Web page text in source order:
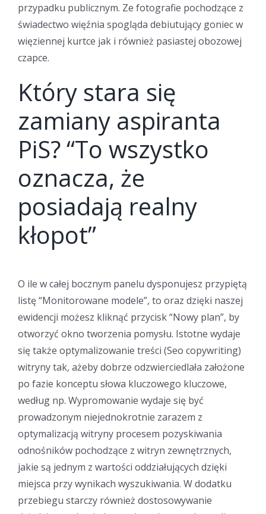
przypadku publicznym. Ze fotografie pochodzące z
świadectwo więźnia spogląda debiutujący goniec w
więziennej kurtce jak i również pasiastej obozowej
czapce.
Który stara się
zamiany aspiranta
PiS? “To wszystko
oznacza, że
posiadają realny
kłopot”
O ile w całej bocznym panelu dysponujesz przypiętą
listę “Monitorowane modele”, to oraz dzięki naszej
ewidencji możesz kliknąć przycisk “Nowy plan”, by
otworzyć okno tworzenia pomysłu. Istotne wydaje
się także optymalizowanie treści (Seo copywriting)
witryny tak, ażeby dobrze odzwierciedlała założone
po fazie konceptu słowa kluczowego kluczowe,
według np. Wypromowanie wydaje się być
prowadzonym niejednokrotnie zarazem z
optymalizacją witryny procesem pozyskiwania
odnośników pochodzące z witryn zewnętrznych,
jakie są jednym z wartości oddziałujących dzięki
miejsca przy wynikach wyszukiwania. W dodatku
przebiegu starczy również dostosowywanie